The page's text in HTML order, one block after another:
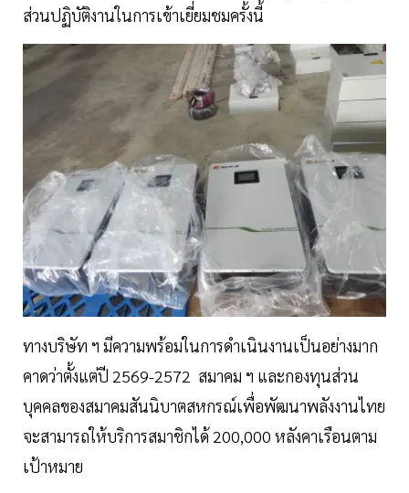
ส่วนปฏิบัติงานในการเข้าเยี่ยมชมครั้งนี้
ทางบริษัท ฯ มีความพร้อมในการดำเนินงานเป็นอย่างมาก
คาดว่าตั้งแต่ปี 2569-2572 สมาคม ฯ และกองทุนส่วน
บุคคลของสมาคมสันนิบาตสหกรณ์เพื่อพัฒนาพลังงานไทย
จะสามารถให้บริการสมาชิกได้ 200,000 หลังคาเรือนตาม
เป้าหมาย